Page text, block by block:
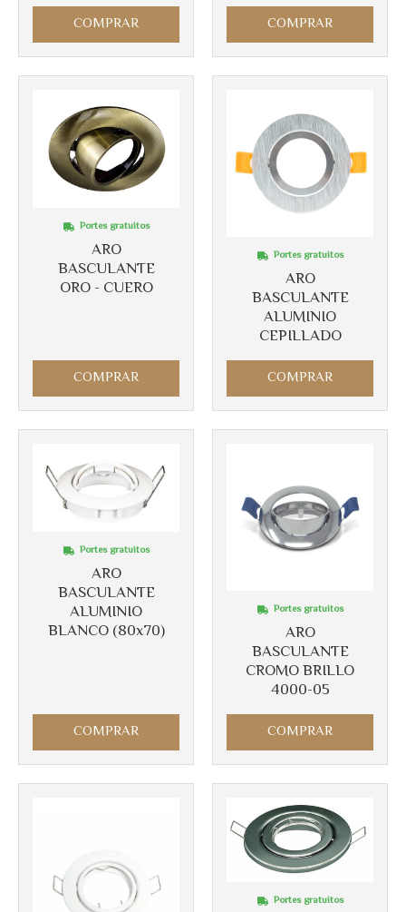
COMPRAR COMPRAR
ARO
BASCULANTE
ORO - CUERO
Portes gratuitos
COMPRAR
ARO
BASCULANTE
ALUMINIO
CEPILLADO
Portes gratuitos
COMPRAR
ARO
BASCULANTE
ALUMINIO
BLANCO (80x70)
Portes gratuitos
COMPRAR
ARO
BASCULANTE
CROMO BRILLO
4000-05
Portes gratuitos
COMPRAR
Portes gratuitos